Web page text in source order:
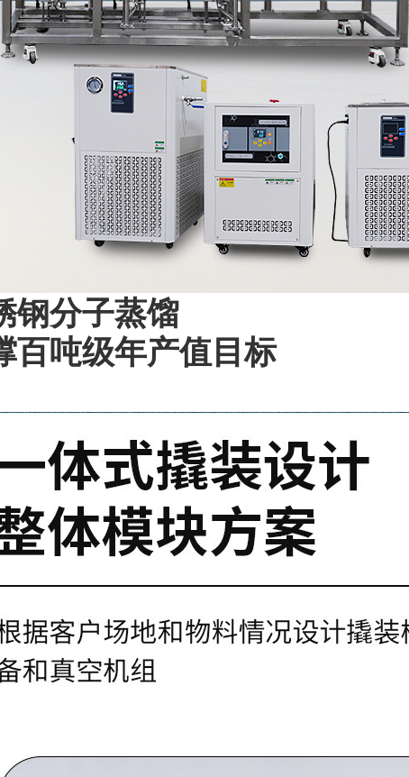
钢分子蒸馏
百吨级年产值目标